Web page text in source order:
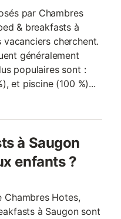
par Chambres
& breakfasts à
cherchent.
généralement
populaires sont :
et piscine (100 %)...
à Saugon
enfants ?
Chambres Hotes,
à Saugon sont